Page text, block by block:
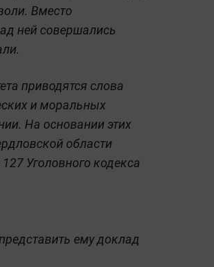
Вместо
ней совершались
приводятся слова
и моральных
На основании этих
области
Уголовного кодекса
ему доклад